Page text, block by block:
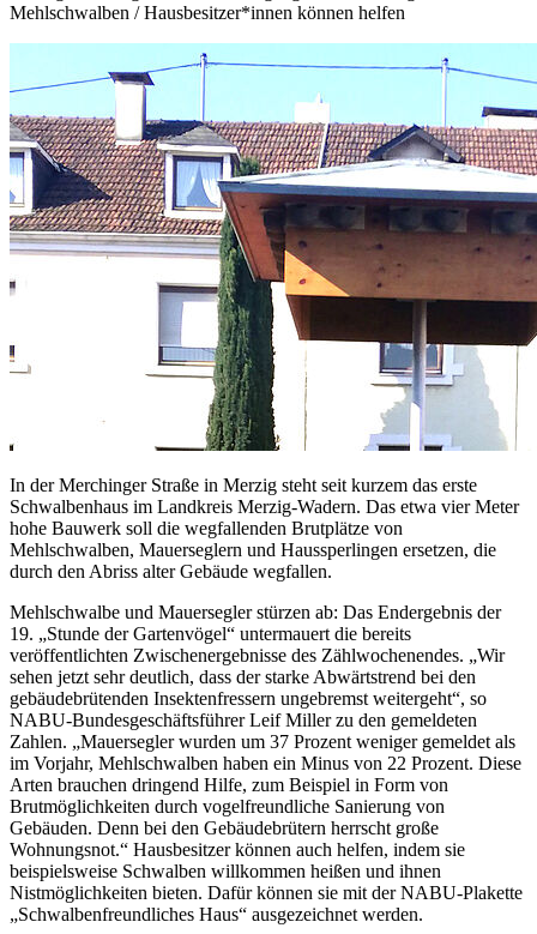
Mehlschwalben / Hausbesitzer*innen können helfen
In der Merchinger Straße in Merzig steht seit kurzem das erste
Schwalbenhaus im Landkreis Merzig-Wadern. Das etwa vier Meter
hohe Bauwerk soll die wegfallenden Brutplätze von
Mehlschwalben, Mauerseglern und Haussperlingen ersetzen, die
durch den Abriss alter Gebäude wegfallen.
Mehlschwalbe und Mauersegler stürzen ab: Das Endergebnis der
19. „Stunde der Gartenvögel“ untermauert die bereits
veröffentlichten Zwischenergebnisse des Zählwochenendes. „Wir
sehen jetzt sehr deutlich, dass der starke Abwärtstrend bei den
gebäudebrütenden Insektenfressern ungebremst weitergeht“, so
NABU-Bundesgeschäftsführer Leif Miller zu den gemeldeten
Zahlen. „Mauersegler wurden um 37 Prozent weniger gemeldet als
im Vorjahr, Mehlschwalben haben ein Minus von 22 Prozent. Diese
Arten brauchen dringend Hilfe, zum Beispiel in Form von
Brutmöglichkeiten durch vogelfreundliche Sanierung von
Gebäuden. Denn bei den Gebäudebrütern herrscht große
Wohnungsnot.“ Hausbesitzer können auch helfen, indem sie
beispielsweise Schwalben willkommen heißen und ihnen
Nistmöglichkeiten bieten. Dafür können sie mit der NABU-Plakette
„Schwalbenfreundliches Haus“ ausgezeichnet werden.